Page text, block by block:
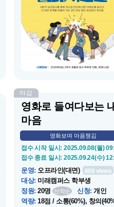
B124 )룸메시그널은 MBTI 심리
를 통해 자신과 룸메이트에 대한
해도를 높여 기숙사 생활 적응을
력하기 위한 프로그램입니다. 룸
이트와 함께 MBTI 검사 받고 기
상점도 받으세요.
마감
영화로 들여다보는
마음
영화보며 마음챙김
접수 시작 일시 : 2025.09.08(월)
접수 종료 일시 : 2025.09.24(수)
운영: 오프라인(대면) 600 views
대상: 미래캠퍼스 학부생
정원: 20명 선착순 신청: 개인
역량: 18점 / 소통(60%), 창의